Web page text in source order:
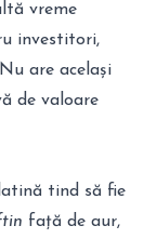
vreme
investitori,
are același
de valoare
tind să fie
față de aur,